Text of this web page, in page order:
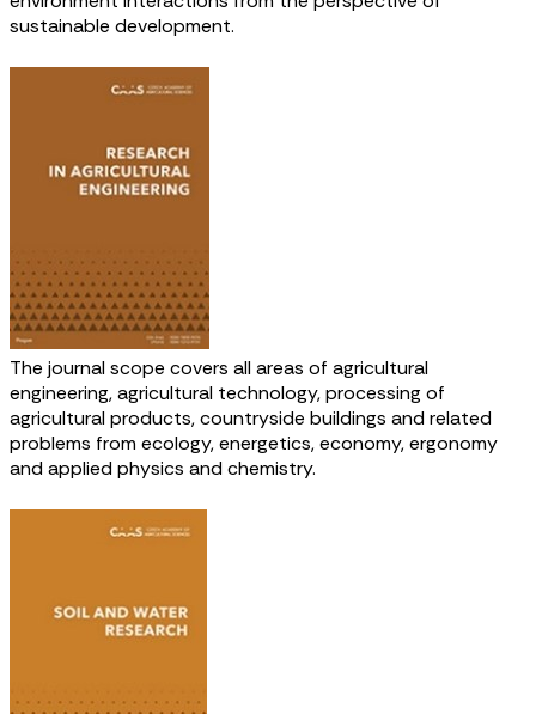
sustainable development.
The journal scope covers all areas of agricultural
engineering, agricultural technology, processing of
agricultural products, countryside buildings and related
problems from ecology, energetics, economy, ergonomy
and applied physics and chemistry.